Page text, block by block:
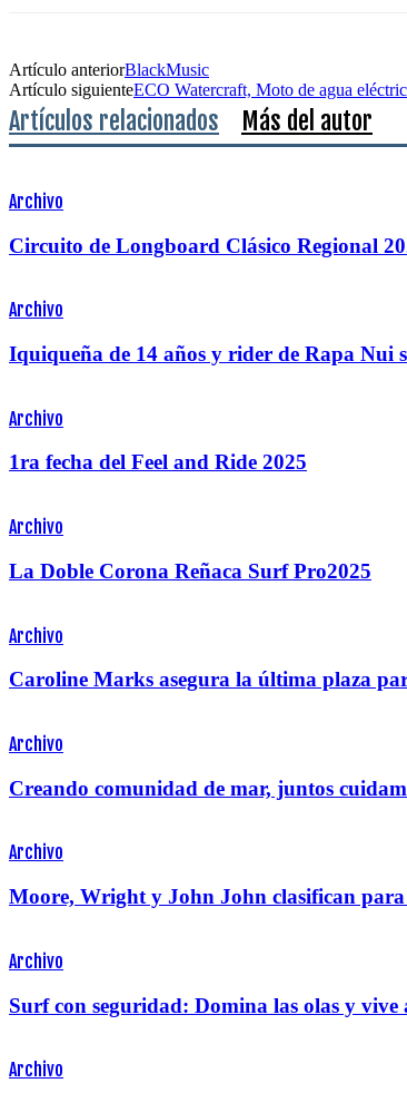
Artículo anteriorBlackMusic
Artículo siguienteECO Watercraft, Moto de agua
Artículos relacionados Más del autor
Archivo
Circuito de Longboard Clásico Regional
Archivo
Iquiqueña de 14 años y rider de Rapa Nui
Archivo
1ra fecha del Feel and Ride 2025
Archivo
La Doble Corona Reñaca Surf Pro2025
Archivo
Caroline Marks asegura la última plaza
Archivo
Creando comunidad de mar, juntos
Archivo
Moore, Wright y John John clasifican para
Archivo
Surf con seguridad: Domina las olas y
Archivo